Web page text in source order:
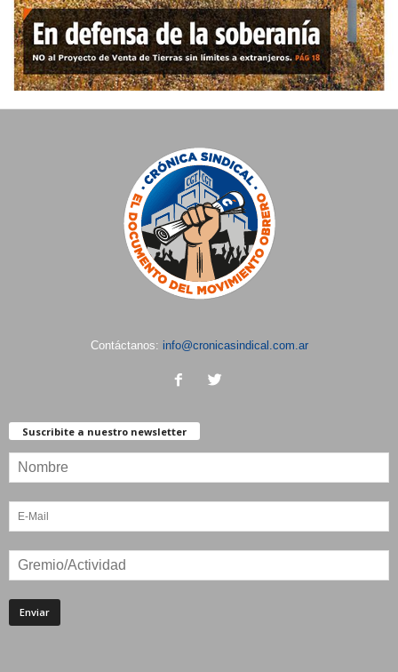
Contáctanos: info@cronicasindical.com.ar
Suscribite a nuestro newsletter